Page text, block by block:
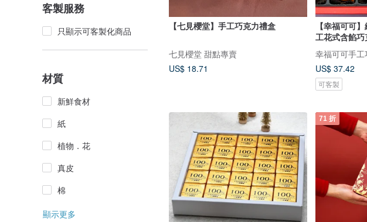
客製服務
只顯示可客製化商品
材質
新鮮食材
紙
植物．花
真皮
棉
顯示更多
【七見櫻堂】手工巧克力禮盒
七見櫻堂 甜點專賣
US$ 18.71
【幸福可可
工花式含餡巧
幸福可可手
US$ 37.42
可客製
71 折